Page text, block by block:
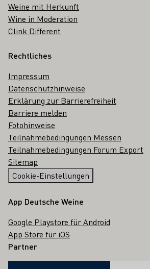
Weine mit Herkunft
Wine in Moderation
Clink Different
Rechtliches
Impressum
Datenschutzhinweise
Erklärung zur Barrierefreiheit
Barriere melden
Fotohinweise
Teilnahmebedingungen Messen
Teilnahmebedingungen Forum Export
Sitemap
Cookie-Einstellungen
App Deutsche Weine
Google Playstore für Android
App Store für iOS
Partner